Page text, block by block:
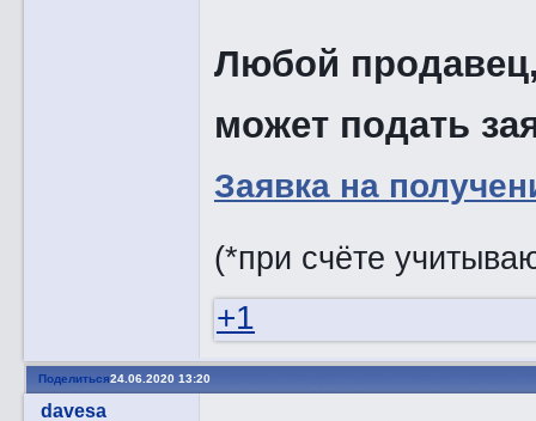
Любой
может подать
Заявка на
(*при счёте
+1
Поделиться24.06.2020 13:20
davesa